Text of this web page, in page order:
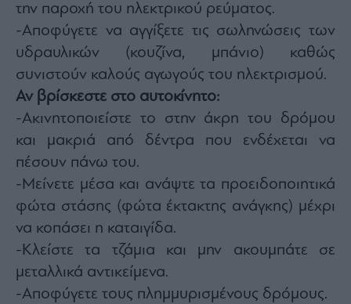
την παροχή του ηλεκτρικού ρεύματος.
-Αποφύγετε να αγγίξετε τις σωληνώσεις των
υδραυλικών (κουζίνα, μπάνιο) καθώς
συνιστούν καλούς αγωγούς του ηλεκτρισμού.
Αν βρίσκεστε στο αυτοκίνητο:
-Ακινητοποιείστε το στην άκρη του δρόμου
και μακριά από δέντρα που ενδέχεται να
πέσουν πάνω του.
-Μείνετε μέσα και ανάψτε τα προειδοποιητικά
φώτα στάσης (φώτα έκτακτης ανάγκης) μέχρι
να κοπάσει η καταιγίδα.
-Κλείστε τα τζάμια και μην ακουμπάτε σε
μεταλλικά αντικείμενα.
-Αποφύγετε τους πλημμυρισμένους δρόμους.